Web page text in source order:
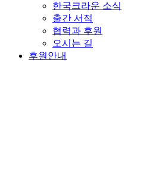
한국크라운 소식
출간 서적
협력과 후원
오시는 길
후원안내